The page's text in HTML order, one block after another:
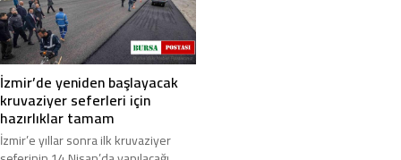
İzmir’de yeniden başlayacak
kruvaziyer seferleri için
hazırlıklar tamam
İzmir’e yıllar sonra ilk kruvaziyer